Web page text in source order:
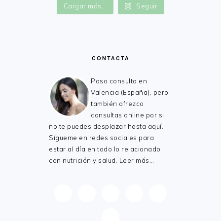
Cargar más... Seguir
CONTACTA
Paso consulta en
Valencia (España), pero
también ofrezco
consultas online por si
no te puedes desplazar hasta aquí.
Sígueme en redes sociales para
estar al día en todo lo relacionado
con nutrición y salud. Leer más…